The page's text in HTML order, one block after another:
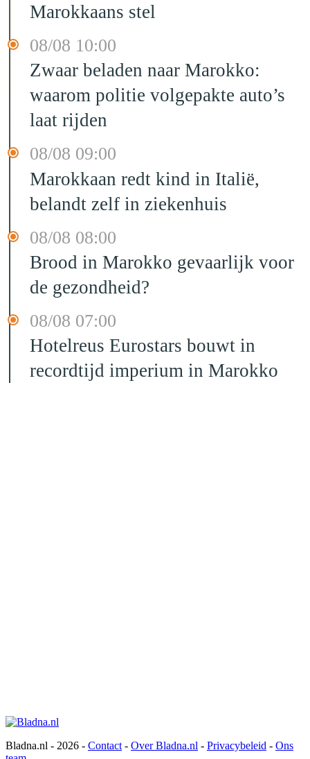
Marokkaans stel
08/08 10:00
Zwaar beladen naar Marokko:
waarom politie volgepakte auto’s
laat rijden
08/08 09:00
Marokkaan redt kind in Italië,
belandt zelf in ziekenhuis
08/08 08:00
Brood in Marokko gevaarlijk voor
de gezondheid?
08/08 07:00
Hotelreus Eurostars bouwt in
recordtijd imperium in Marokko
Bladna.nl - 2026 - Contact - Over Bladna.nl - Privacybeleid - Ons